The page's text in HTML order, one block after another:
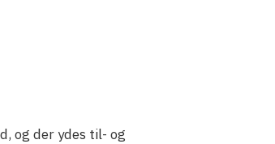
og der ydes til- og